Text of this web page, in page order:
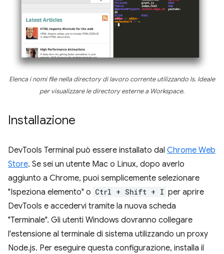
Elenca i nomi file nella directory di lavoro corrente utilizzando ls. Ideale
per visualizzare le directory esterne a Workspace.
Installazione
DevTools Terminal può essere installato dal Chrome Web
Store. Se sei un utente Mac o Linux, dopo averlo
aggiunto a Chrome, puoi semplicemente selezionare
"Ispeziona elemento" o Ctrl + Shift + I per aprire
DevTools e accedervi tramite la nuova scheda
"Terminale". Gli utenti Windows dovranno collegare
l'estensione al terminale di sistema utilizzando un proxy
Node.js. Per eseguire questa configurazione, installa il